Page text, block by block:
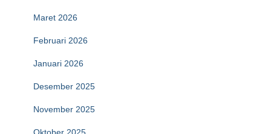
Maret 2026
Februari 2026
Januari 2026
Desember 2025
November 2025